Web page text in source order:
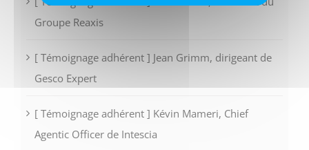
Groupe Reaxis
[ Témoignage adhérent ] Jean Grimm, dirigeant de
Gesco Expert
[ Témoignage adhérent ] Kévin Mameri, Chief
Agentic Officer de Intescia